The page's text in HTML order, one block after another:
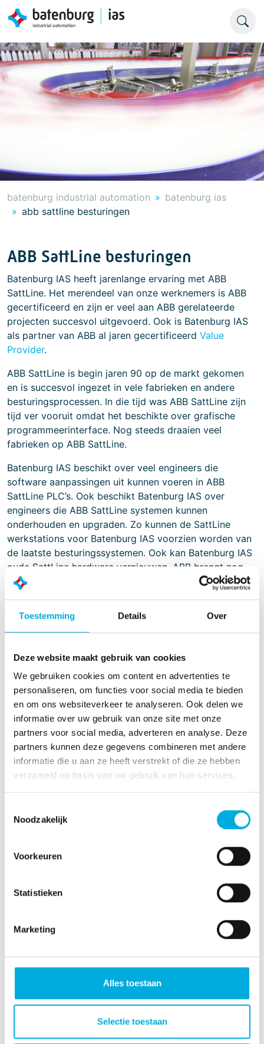
Toestemming Details Over
Deze website maakt gebruik van cookies
We gebruiken cookies om content en advertenties te
personaliseren, om functies voor social media te bieden
en om ons websiteverkeer te analyseren. Ook delen we
informatie over uw gebruik van onze site met onze
partners voor social media, adverteren en analyse. Deze
partners kunnen deze gegevens combineren met andere
informatie die u aan ze heeft verstrekt of die ze hebben
verzameld op basis van uw gebruik van hun services.
Noodzakelijk
Voorkeuren
Statistieken
Marketing
Alles toestaan
Selectie toestaan
batenburg industrial automation
batenburg ias
abb sattline besturingen
ABB SattLine besturingen
Batenburg IAS heeft jarenlange ervaring met ABB
SattLine. Het merendeel van onze werknemers is ABB
gecertificeerd en zijn er veel aan ABB gerelateerde
projecten succesvol uitgevoerd. Ook is Batenburg IAS
als partner van ABB al jaren gecertificeerd Value
Provider.
ABB SattLine is begin jaren 90 op de markt gekomen
en is succesvol ingezet in vele fabrieken en andere
besturingsprocessen. In die tijd was ABB SattLine zijn
tijd ver vooruit omdat het beschikte over grafische
programmeerinterface. Nog steeds draaien veel
fabrieken op ABB SattLine.
Batenburg IAS beschikt over veel engineers die
software aanpassingen uit kunnen voeren in ABB
SattLine PLC’s. Ook beschikt Batenburg IAS over
engineers die ABB SattLine systemen kunnen
onderhouden en upgraden. Zo kunnen de SattLine
werkstations voor Batenburg IAS voorzien worden van
de laatste besturingssystemen. Ook kan Batenburg IAS
oude SattLine hardware vernieuwen. ABB brengt nog
steeds nieuwe hardware uit voor ABB SattLine. Het is
gevirtualiseerd te draaien.
Mocht u er toch aan denken om uw ABB SattLine
aan het juiste adres. De laatste jaren hebben wij
succesvol SattLine besturingen gemigreerd naar
bijvoorbeeld ABB System 800xA. Ook is het mogelijk
om ABB SattLine en ABB System 800xA naast elkaar te
draaien en om ze onderling met elkaar te laten
communiceren. Neem gerust eens contact met ons op
om de mogelijkheden te bespreken.
Meer informatie?
Operationeel Manager